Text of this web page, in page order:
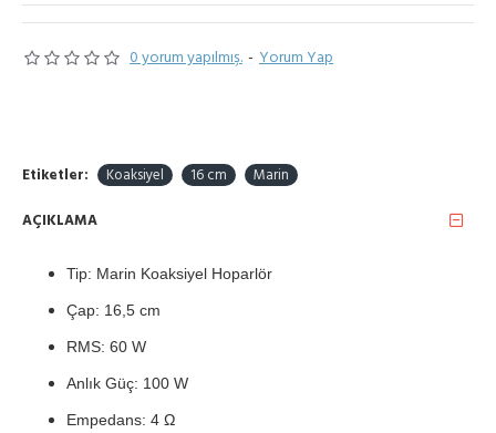
0 yorum yapılmış. - Yorum Yap
Etiketler: Koaksiyel 16 cm Marin
AÇIKLAMA
Tip: Marin Koaksiyel Hoparlör
Çap: 16,5 cm
RMS: 60 W
Anlık Güç: 100 W
Empedans: 4 Ω